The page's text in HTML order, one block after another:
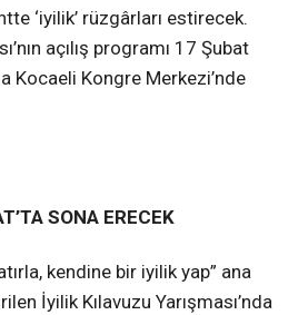
‘iyilik’ rüzgârları estirecek.
açılış programı 17 Şubat
Kocaeli Kongre Merkezi’nde
SONA ERECEK
kendine bir iyilik yap” ana
İyilik Kılavuzu Yarışması’nda